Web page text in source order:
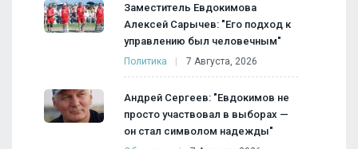
Заместитель Евдокимова
Алексей Сарычев: "Его подход к
управлению был человечным"
Политика 7 Августа, 2026
Андрей Сергеев: "Евдокимов не
просто участвовал в выборах —
он стал символом надежды"